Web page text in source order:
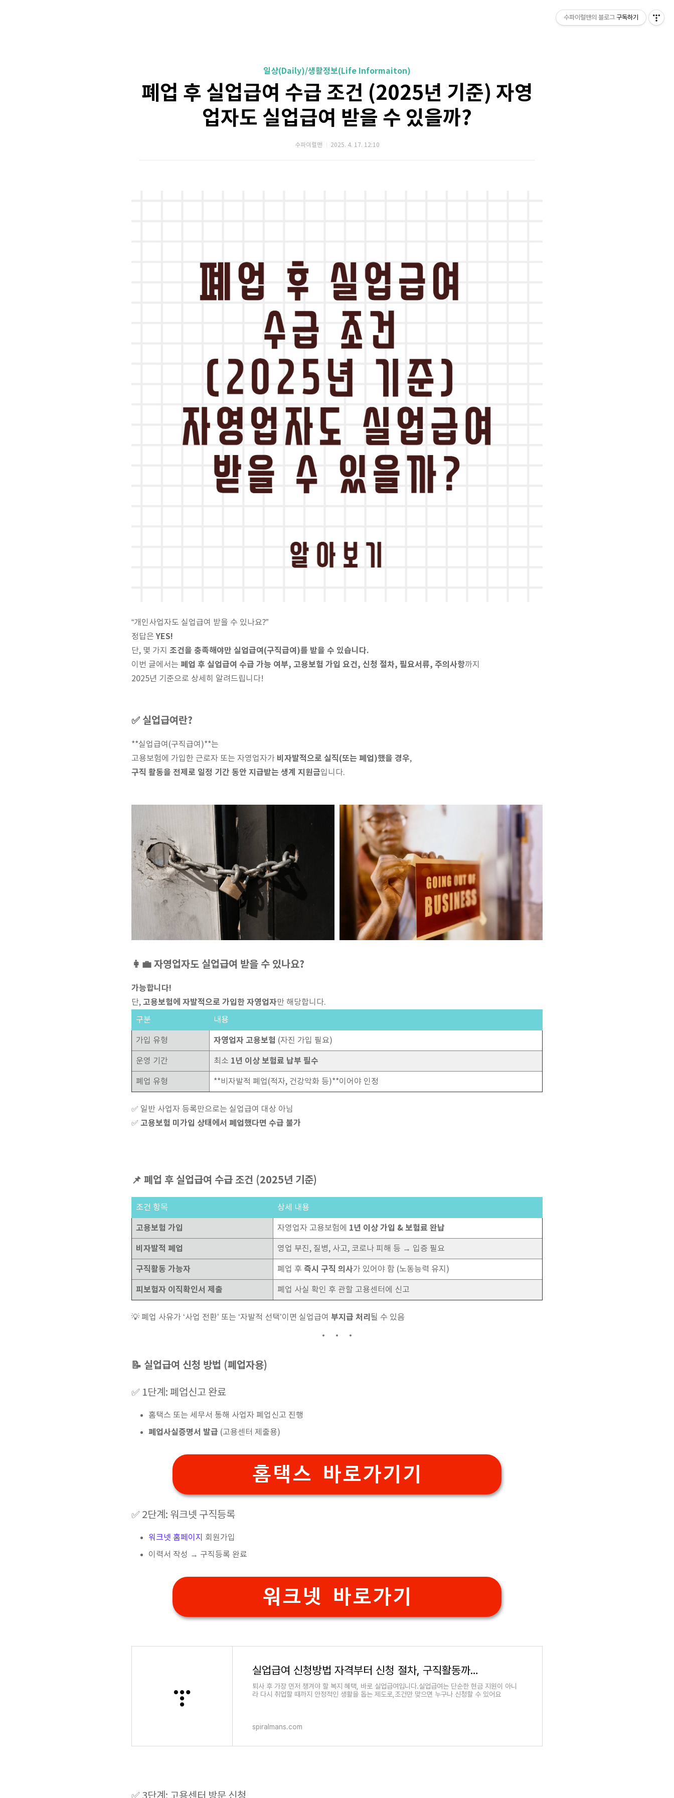
일상(Daily)/생활정보(Life Informaiton)
폐업 후 실업급여 수급 조건 (2025년 기준) 자영
업자도 실업급여 받을 수 있을까?
수파이럴맨 2025. 4. 17. 12:10
“개인사업자도 실업급여 받을 수 있나요?”
정답은YES!
단, 몇 가지 조건을 충족해야만 실업급여(구직급여)를 받을 수 있습니다.
이번 글에서는 폐업 후 실업급여 수급 가능 여부, 고용보험 가입 요건, 신청 절차, 필요서류, 주의사항까지
2025년 기준으로 상세히 알려드립니다!
✅ 실업급여란?
**실업급여(구직급여)**는
고용보험에 가입한 근로자 또는 자영업자가 비자발적으로 실직(또는 폐업)했을 경우,
구직 활동을 전제로 일정 기간 동안 지급받는 생계 지원금입니다.
👩‍💼 자영업자도 실업급여 받을 수 있나요?
가능합니다!
단, 고용보험에 자발적으로 가입한 자영업자만 해당합니다.
구분
내용
가입 유형 자영업자 고용보험 (자진 가입 필요)
운영 기간 최소 1년 이상 보험료 납부 필수
폐업 유형 **비자발적 폐업(적자, 건강악화 등)**이어야 인정
✅ 일반 사업자 등록만으로는 실업급여 대상 아님
✅ 고용보험 미가입 상태에서 폐업했다면 수급 불가
📌 폐업 후 실업급여 수급 조건 (2025년 기준)
조건 항목 상세 내용
고용보험 가입 자영업자 고용보험에 1년 이상 가입 & 보험료 완납
비자발적 폐업 영업 부진, 질병, 사고, 코로나 피해 등 → 입증 필요
구직활동 가능자 폐업 후 즉시 구직 의사가 있어야 함 (노동능력 유지)
피보험자 이직확인서 제출 폐업 사실 확인 후 관할 고용센터에 신고
💡 폐업 사유가 ‘사업 전환’ 또는 ‘자발적 선택’이면 실업급여 부지급 처리 될 수 있음
📝 실업급여 신청 방법 (폐업자용)
✅ 1단계: 폐업신고 완료
홈택스 또는 세무서 통해 사업자 폐업신고 진행
폐업사실증명서 발급 (고용센터 제출용)
홈택스 바로가기기
✅ 2단계: 워크넷 구직등록
워크넷 홈페이지 회원가입
이력서 작성 → 구직등록 완료
워크넷 바로가기
실업급여 신청방법 자격부터 신청 절차, 구직활동까지 완전정리 (2025년 최신)
퇴사 후 가장 먼저 챙겨야 할 복지 혜택, 바로 실업급여입니다.실업급여는 단순한 현금 지원이 아니
라 다시 취업할 때까지 안정적인 생활을 돕는 제도로,조건만 맞으면 누구나 신청할 수 있어요
spiralmans.com
수파이럴맨의 블로그 구독하기